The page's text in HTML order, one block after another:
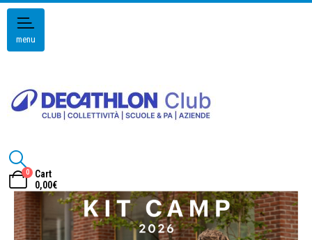
menu
0
Cart
0,00€